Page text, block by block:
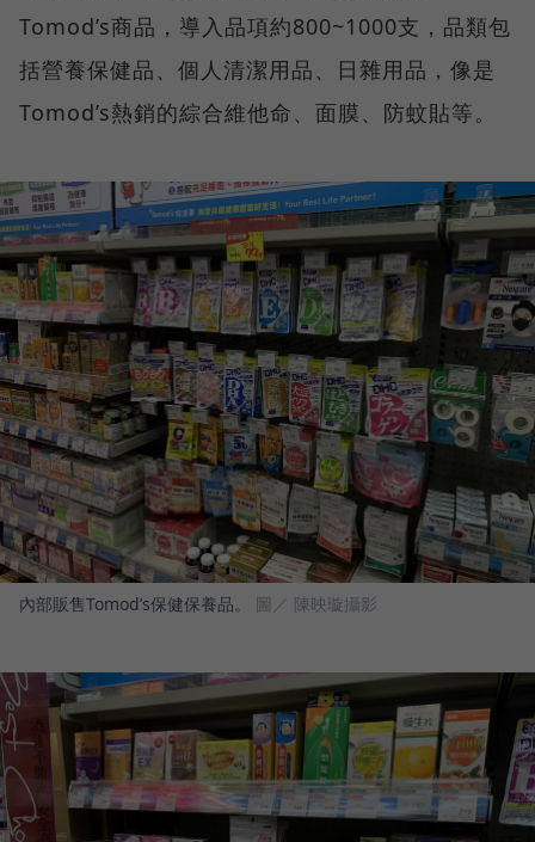
Tomod’s商品，導入品項約800~1000支，品類包
括營養保健品、個人清潔用品、日雜用品，像是
Tomod’s熱銷的綜合維他命、面膜、防蚊貼等。
內部販售Tomod’s保健保養品。 圖／ 陳映璇攝影